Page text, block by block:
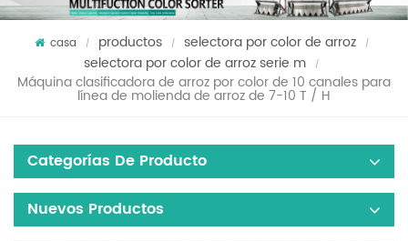
casa / productos / selectora por color de arroz /
selectora por color de arroz serie m /
Máquina clasificadora de arroz por color de 10 canales para
línea de molienda de arroz de 7-10 T / H
Categorías De Producto
Nuevos Productos